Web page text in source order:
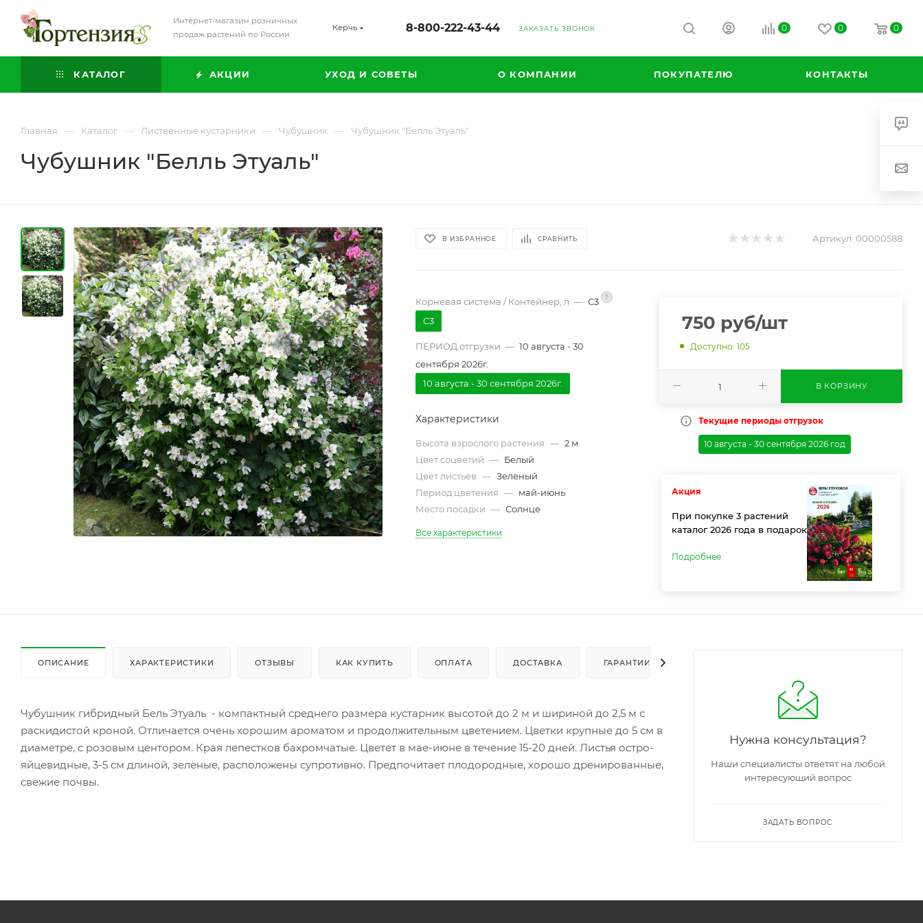
Интернет-магазин розничных
продаж растений по России
Керчь 8-800-222-43-44 ЗАКАЗАТЬ ЗВОНОК 0 0 0
КАТАЛОГ АКЦИИ УХОД И СОВЕТЫ О КОМПАНИИ ПОКУПАТЕЛЮ КОНТАКТЫ
Главная — Каталог — Лиственные кустарники — Чубушник — Чубушник "Белль Этуаль"
Чубушник "Белль Этуаль"
В ИЗБРАННОЕ СРАВНИТЬ Артикул: 00000588
Корневая система / Контейнер, л — С3 ?
С3
ПЕРИОД отгрузки — 10 августа - 30
сентября 2026г.
10 августа - 30 сентября 2026г.
Характеристики
Высота взрослого растения — 2 м
Цвет соцветий — Белый
Цвет листьев — Зеленый
Период цветения — май-июнь
Место посадки — Солнце
Все характеристики
750 руб/шт
Доступно: 105
В КОРЗИНУ
Текущие периоды отгрузок
10 августа - 30 сентября 2026 год
Акция
При покупке 3 растений
каталог 2026 года в подарок
Подробнее
ОПИСАНИЕ ХАРАКТЕРИСТИКИ ОТЗЫВЫ КАК КУПИТЬ ОПЛАТА ДОСТАВКА ГАРАНТИИ
Чубушник гибридный Бель Этуаль - компактный среднего размера кустарник высотой до 2 м и шириной до 2,5 м с
раскидистой кроной. Отличается очень хорошим ароматом и продолжительным цветением. Цветки крупные до 5 см в
диаметре, с розовым центором. Края лепестков бахромчатые. Цветет в мае-июне в течение 15-20 дней. Листья остро-
яйцевидные, 3-5 см длиной, зелёные, расположены супротивно. Предпочитает плодородные, хорошо дренированные,
свежие почвы.
Нужна консультация?
Наши специалисты ответят на любой
интересующий вопрос
ЗАДАТЬ ВОПРОС